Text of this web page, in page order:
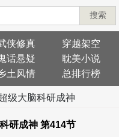
搜索
侠修真
穿越架空
话悬疑
耽美小说
土风情 总排行榜
级大脑科研成神
研成神 第414节